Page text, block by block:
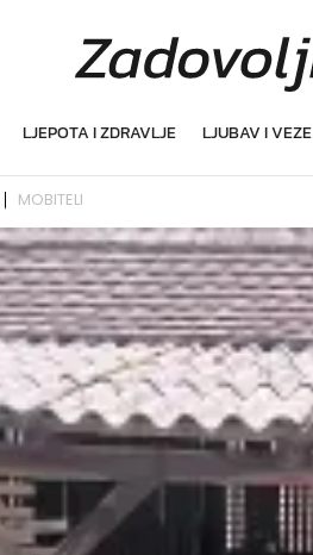
LJEPOTA I ZDRAVLJE LJUBAV I VEZE